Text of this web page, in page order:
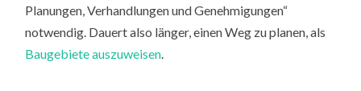
Planungen, Verhandlungen und Genehmigungen“
notwendig. Dauert also länger, einen Weg zu planen, als
Baugebiete auszuweisen.